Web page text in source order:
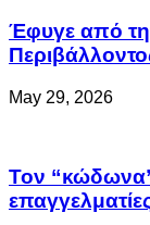
Έφυγε από
May 29, 2026
Τον